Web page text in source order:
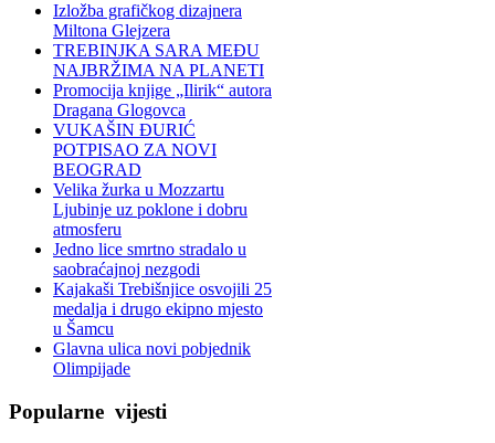
Izložba grafičkog dizajnera
Miltona Glejzera
TREBINЈKA SARA MEĐU
NAJBRŽIMA NA PLANETI
Promocija knjige „Ilirik“ autora
Dragana Glogovca
VUKAŠIN ĐURIĆ
POTPISAO ZA NOVI
BEOGRAD
Velika žurka u Mozzartu
Ljubinje uz poklone i dobru
atmosferu
Jedno lice smrtno stradalo u
saobraćajnoj nezgodi
Kajakaši Trebišnjice osvojili 25
medalja i drugo ekipno mjesto
u Šamcu
Glavna ulica novi pobjednik
Olimpijade
Popularne vijesti